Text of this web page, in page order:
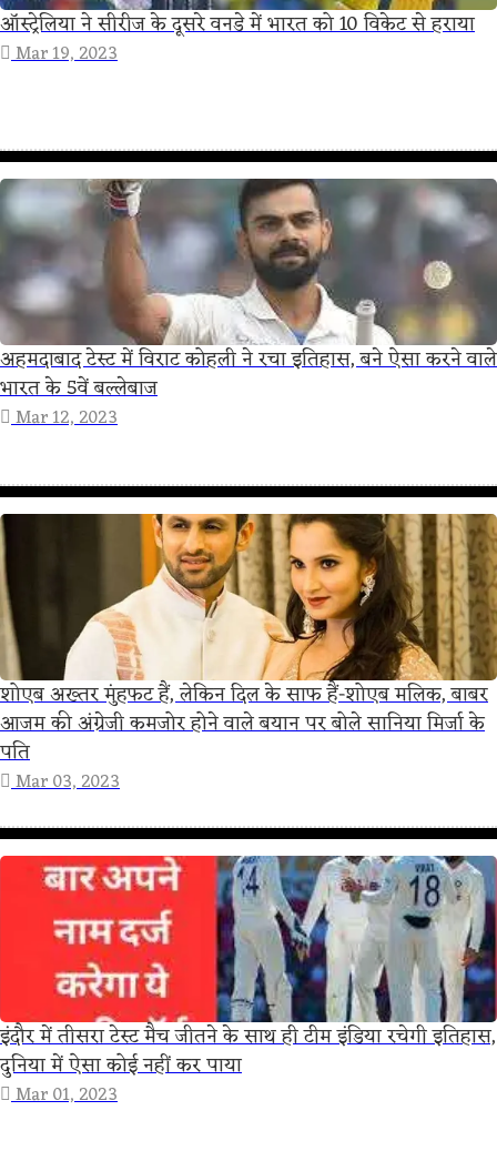
ऑस्ट्रेलिया ने सीरीज के दूसरे वनडे में भारत को 10 विकेट से हराया
Mar 19, 2023
अहमदाबाद टेस्ट में विराट कोहली ने रचा इतिहास, बने ऐसा करने वाले
भारत के 5वें बल्लेबाज
Mar 12, 2023
शोएब अख्तर मुंहफट हैं, लेकिन दिल के साफ हैं-शोएब मलिक, बाबर
आजम की अंग्रेजी कमजोर होने वाले बयान पर बोले सानिया मिर्जा के
पति
Mar 03, 2023
इंदौर में तीसरा टेस्ट मैच जीतने के साथ ही टीम इंडिया रचेगी इतिहास,
दुनिया में ऐसा कोई नहीं कर पाया
Mar 01, 2023